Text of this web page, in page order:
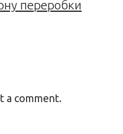
переробки
a comment.